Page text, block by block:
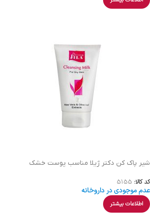
شیر پاک کن دکتر ژیلا مناسب پوست خشک
کد کالا: 5155
عدم موجودی در داروخانه
اطلاعات بیشتر